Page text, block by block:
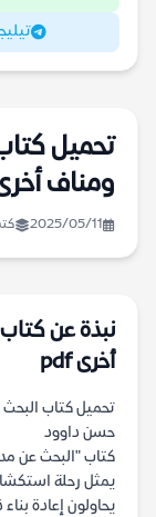
تحميل
ومناف
2025/05/11
نبذة عن
أخرى pdf
حسن داوود
كتاب "البحث عن
يمثل رحلة
يحاولون إعادة